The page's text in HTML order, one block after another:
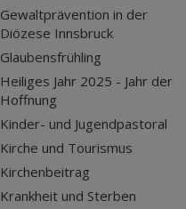
Gewaltprävention in der
Diözese Innsbruck
Glaubensfrühling
Heiliges Jahr 2025 - Jahr der
Hoffnung
Kinder- und Jugendpastoral
Kirche und Tourismus
Kirchenbeitrag
Krankheit und Sterben